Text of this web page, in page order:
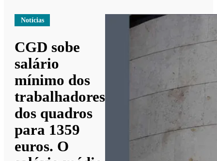
Notícias
CGD sobe
salário
mínimo dos
trabalhadores
dos quadros
para 1359
euros. O